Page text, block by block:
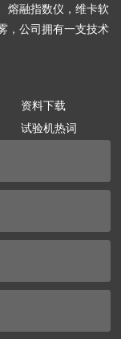
熔融指数仪，维卡软
，公司拥有一支技术
资料下载
试验机热词